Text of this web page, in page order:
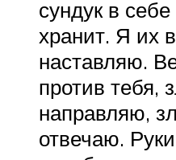
сундук в
хранит. Я их
наставляю.
против тебя,
направляю,
отвечаю.